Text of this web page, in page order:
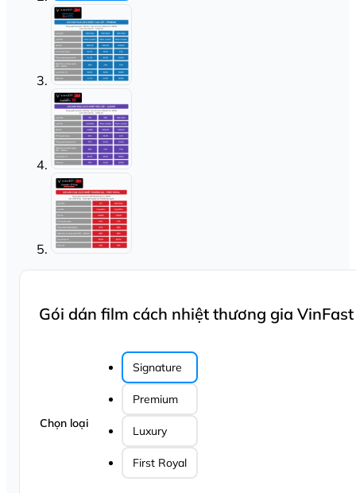
Gói dán film cách nhiệt thương gia VinFast
Chọn loại
Signature
Premium
Luxury
First Royal